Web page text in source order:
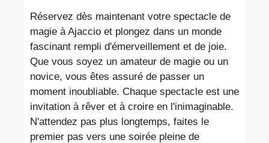
Réservez dès maintenant votre spectacle de
magie à Ajaccio et plongez dans un monde
fascinant rempli d'émerveillement et de joie.
Que vous soyez un amateur de magie ou un
novice, vous êtes assuré de passer un
moment inoubliable. Chaque spectacle est une
invitation à rêver et à croire en l'inimaginable.
N'attendez pas plus longtemps, faites le
premier pas vers une soirée pleine de